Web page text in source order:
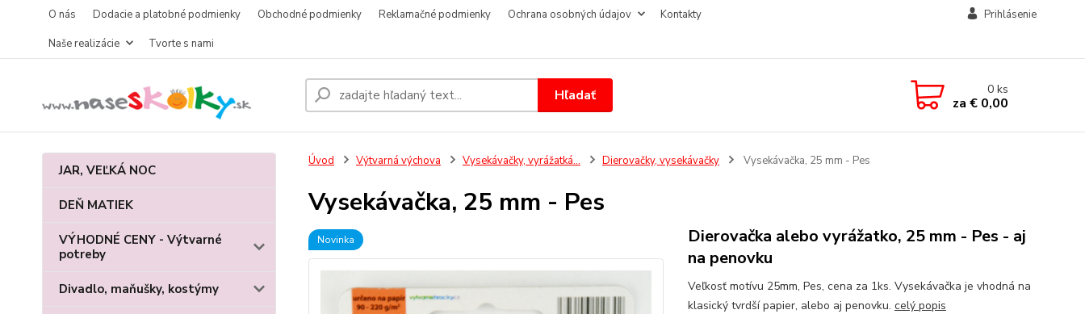
O nás Dodacie a platobné podmienky Obchodné podmienky Reklamačné podmienky Ochrana osobných údajov
Kontakty
Naše realizácie
Tvorte s nami
Prihlásenie
Hľadať 0ks
za € 0,00
JAR, VEĽKÁ NOC
DEŇ MATIEK
VÝHODNÉ CENY - Výtvarné
potreby
Divadlo, maňušky, kostýmy
Úvod Výtvarná výchova Vysekávačky, vyrážatká... Dierovačky, vysekávačky Vysekávačka, 25 mm - Pes
Vysekávačka, 25 mm - Pes
Novinka
Dierovačka alebo vyrážatko, 25 mm - Pes - aj
na penovku
Veľkosť motívu 25mm, Pes, cena za 1ks. Vysekávačka je vhodná na
klasický tvrdší papier, alebo aj penovku. celý popis